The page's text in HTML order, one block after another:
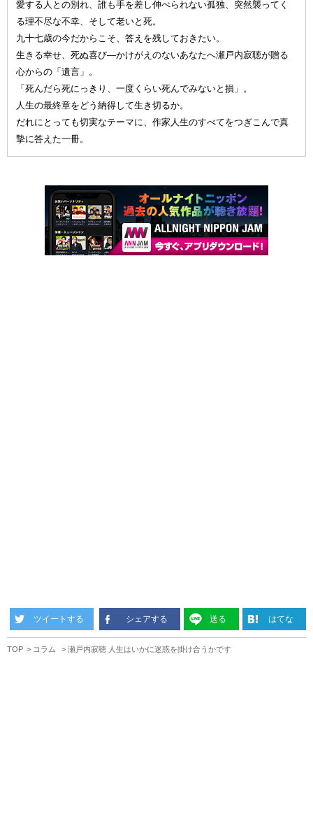
愛する人との別れ、誰も手を差し伸べられない孤独、突然襲ってく
る理不尽な不幸、そして老いと死。
九十七歳の今だからこそ、答えを残しておきたい。
生きる幸せ、死ぬ喜び—かけがえのないあなたへ瀬戸内寂聴が贈る
心からの「遺言」。
「死んだら死にっきり、一度くらい死んでみないと損」。
人生の最終章をどう納得して生き切るか。
だれにとっても切実なテーマに、作家人生のすべてをつぎこんで真
摯に答えた一冊。
ツイートする シェアする 送る はてな
TOP コラム 瀬戸内寂聴 人生はいかに迷惑を掛け合うかです